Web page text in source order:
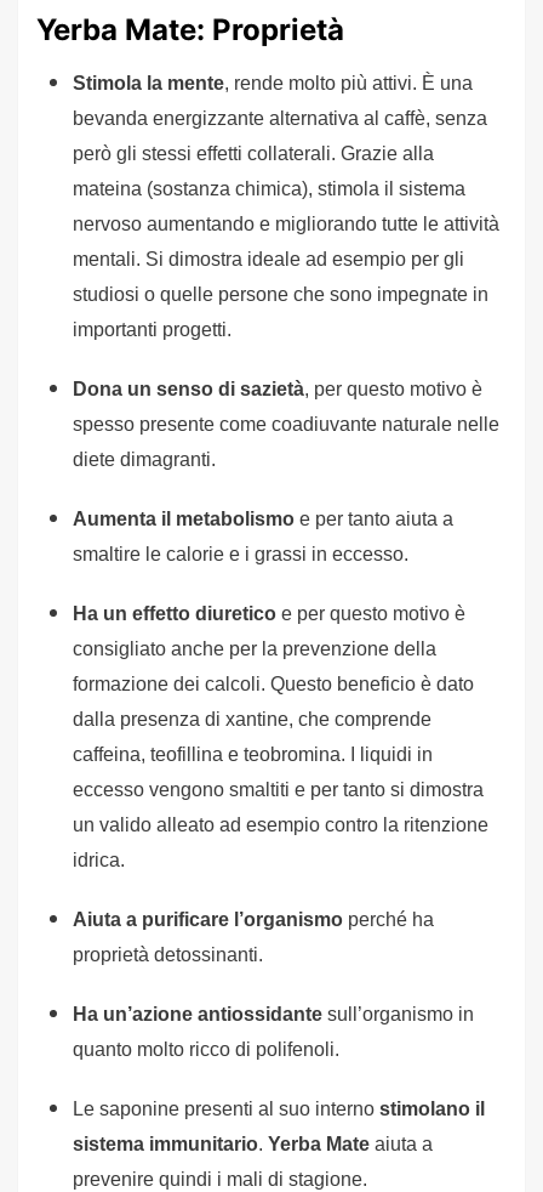
Yerba Mate: Proprietà
Stimola la mente, rende molto più attivi. È una
bevanda energizzante alternativa al caffè, senza
però gli stessi effetti collaterali. Grazie alla
mateina (sostanza chimica), stimola il sistema
nervoso aumentando e migliorando tutte le attività
mentali. Si dimostra ideale ad esempio per gli
studiosi o quelle persone che sono impegnate in
importanti progetti.
Dona un senso di sazietà, per questo motivo è
spesso presente come coadiuvante naturale nelle
diete dimagranti.
Aumenta il metabolismo e per tanto aiuta a
smaltire le calorie e i grassi in eccesso.
Ha un effetto diuretico e per questo motivo è
consigliato anche per la prevenzione della
formazione dei calcoli. Questo beneficio è dato
dalla presenza di xantine, che comprende
caffeina, teofillina e teobromina. I liquidi in
eccesso vengono smaltiti e per tanto si dimostra
un valido alleato ad esempio contro la ritenzione
idrica.
Aiuta a purificare l’organismo perché ha
proprietà detossinanti.
Ha un’azione antiossidante sull’organismo in
quanto molto ricco di polifenoli.
Le saponine presenti al suo interno stimolano il
sistema immunitario. Yerba Mate aiuta a
prevenire quindi i mali di stagione.